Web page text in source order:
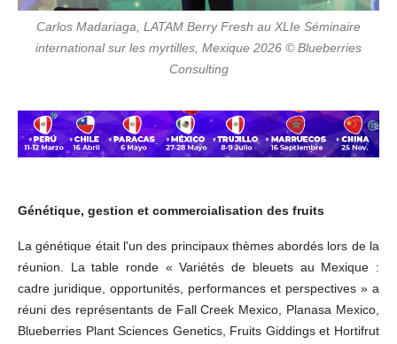
Carlos Madariaga, LATAM Berry Fresh au XLIe Séminaire
international sur les myrtilles, Mexique 2026 © Blueberries
Consulting
Génétique, gestion et commercialisation des fruits
La génétique était l'un des principaux thèmes abordés lors de la
réunion. La table ronde « Variétés de bleuets au Mexique :
cadre juridique, opportunités, performances et perspectives » a
réuni des représentants de Fall Creek Mexico, Planasa Mexico,
Blueberries Plant Sciences Genetics, Fruits Giddings et Hortifrut